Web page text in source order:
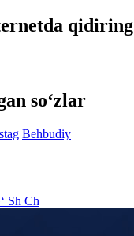
qidiring
so‘zlar
Behbudiy
Sh Ch